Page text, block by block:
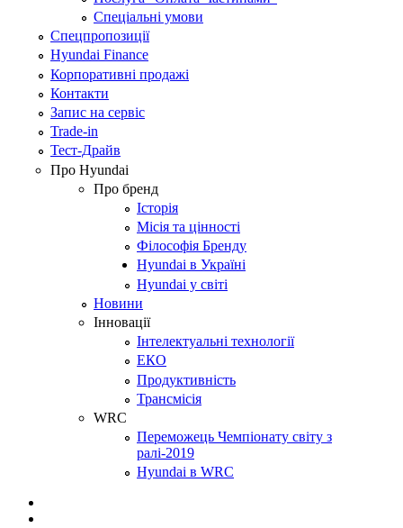
Спеціальні умови
Спецпропозиції
Hyundai Finance
Корпоративні продажі
Контакти
Запис на сервіс
Trade-in
Тест-Драйв
Про Hyundai
Про бренд
Історія
Місія та цінності
Філософія Бренду
Hyundai в Україні
Hyundai у світі
Новини
Інновації
Інтелектуальні технології
ЕКО
Продуктивність
Трансмісія
WRC
Переможець Чемпіонату світу з
ралі-2019
Hyundai в WRC